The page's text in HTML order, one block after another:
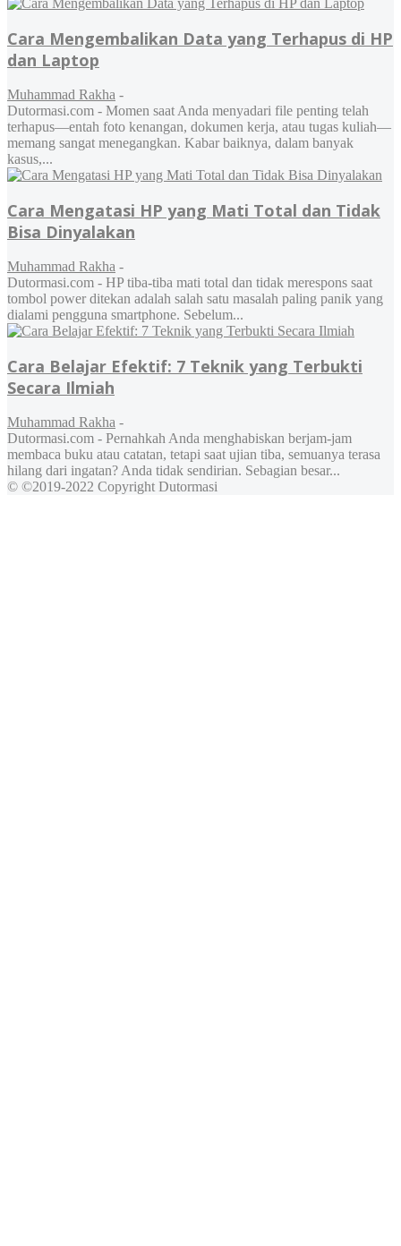
Cara Mengembalikan Data yang Terhapus di HP
dan Laptop
Muhammad Rakha -
Dutormasi.com - Momen saat Anda menyadari file penting telah
terhapus—entah foto kenangan, dokumen kerja, atau tugas kuliah—
memang sangat menegangkan. Kabar baiknya, dalam banyak
kasus,...
Cara Mengatasi HP yang Mati Total dan Tidak
Bisa Dinyalakan
Muhammad Rakha -
Dutormasi.com - HP tiba-tiba mati total dan tidak merespons saat
tombol power ditekan adalah salah satu masalah paling panik yang
dialami pengguna smartphone. Sebelum...
Cara Belajar Efektif: 7 Teknik yang Terbukti
Secara Ilmiah
Muhammad Rakha -
Dutormasi.com - Pernahkah Anda menghabiskan berjam-jam
membaca buku atau catatan, tetapi saat ujian tiba, semuanya terasa
hilang dari ingatan? Anda tidak sendirian. Sebagian besar...
© ©2019-2022 Copyright Dutormasi